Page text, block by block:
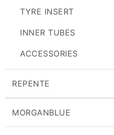
TYRE INSERT
INNER TUBES
ACCESSORIES
REPENTE
MORGANBLUE